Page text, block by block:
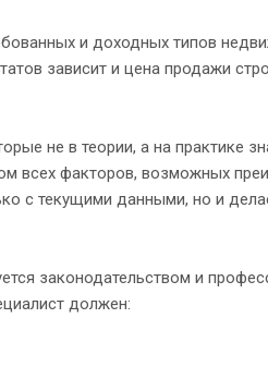
и доходных типов
зависит и цена продажи
не в теории, а на практике
всех факторов, возможных
с текущими данными, но и
законодательством и
должен: